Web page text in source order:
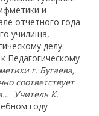
и
отчетного года
училища,
делу.
Педагогическому
г. Бугаева,
соответствует
Учитель К.
году